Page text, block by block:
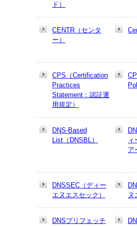
ド）
CENTR（センタ
ー）
CPS（Certification
Practices
Statement：認証運
用規定）
DNS-Based
List（DNSBL）
ィ
ア
DNSSEC（ディー
エヌエスセック）
ヌ
DNSプリフェッチ